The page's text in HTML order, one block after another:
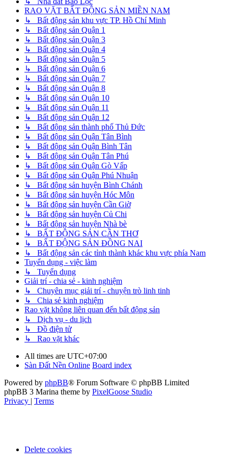
RAO VẶT BẤT ĐỘNG SẢN MIỀN NAM
↳ Bất động sản khu vực TP. Hồ Chí Minh
↳ Bất động sản Quận 1
↳ Bất động sản Quận 3
↳ Bất động sản Quận 4
↳ Bất động sản Quận 5
↳ Bất động sản Quận 6
↳ Bất động sản Quận 7
↳ Bất động sản Quận 8
↳ Bất động sản Quận 10
↳ Bất động sản Quận 11
↳ Bất động sản Quận 12
↳ Bất động sản thành phố Thủ Đức
↳ Bất động sản Quận Tân Bình
↳ Bất động sản Quận Bình Tân
↳ Bất động sản Quận Tân Phú
↳ Bất động sản Quận Gò Vấp
↳ Bất động sản Quận Phú Nhuận
↳ Bất động sản huyện Bình Chánh
↳ Bất động sản huyện Hóc Môn
↳ Bất động sản huyện Cần Giờ
↳ Bất động sản huyện Củ Chi
↳ Bất động sản huyện Nhà bè
↳ BẤT ĐỘNG SẢN CẦN THƠ
↳ BẤT ĐỘNG SẢN ĐỒNG NAI
↳ Bất động sản các tỉnh thành khác khu vực phía Nam
Tuyển dụng - việc làm
↳ Tuyển dụng
Giải trí - chia sẻ - kinh nghiệm
↳ Chuyên mục giải trí - chuyện trò linh tinh
↳ Chia sẻ kinh nghiệm
Rao vặt không liên quan đến bất động sản
↳ Dịch vụ - du lịch
↳ Đồ điện tử
↳ Rao vặt khác
All times are UTC+07:00
Sàn Đất Nền Online Board index
Powered by phpBB® Forum Software © phpBB Limited
phpBB 3 Marina theme by PixelGoose Studio
Privacy | Terms
Delete cookies